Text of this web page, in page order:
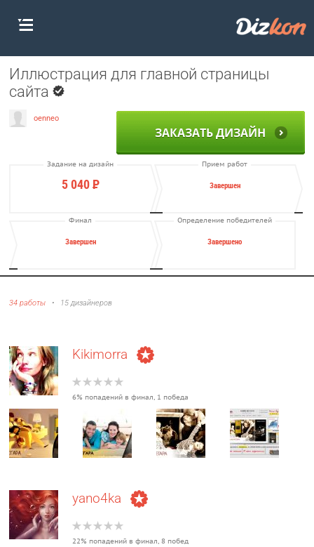
Иллюстрация для главной страницы
сайта
oenneo
ЗАКАЗАТЬ ДИЗАЙН
Задание на дизайн
5 040Р
Прием работ
Завершен
Финал
Завершен
Определение победителей
Завершено
34 работы • 15 дизайнеров
Kikimorra
6% попадений в финал, 1 победа
yano4ka
22% попадений в финал, 8 побед